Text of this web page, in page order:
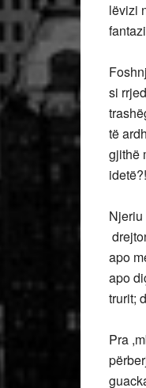
lëvizi
si
të
gjithë
apo
apo
trurit;
Pra